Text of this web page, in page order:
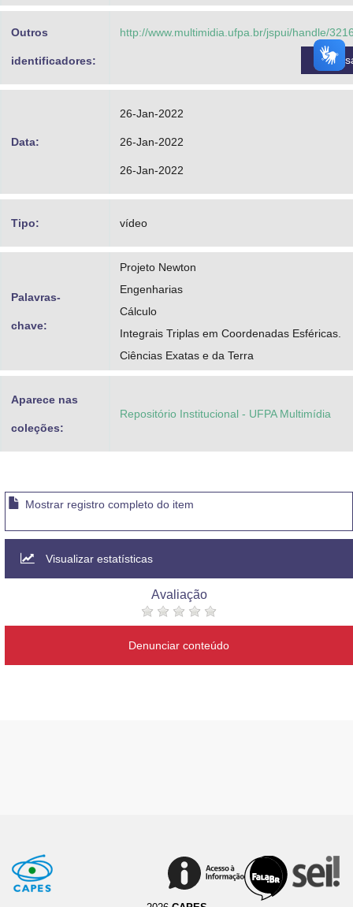
Outros
identificadores:
http://www.multimidia.ufpa.br/jspui/handle/
Data:
26-Jan-2022
26-Jan-2022
26-Jan-2022
Tipo: vídeo
Palavras-
chave:
Projeto Newton
Engenharias
Cálculo
Integrais Triplas em Coordenadas Esféricas.
Ciências Exatas e da Terra
Aparece nas
coleções:
Repositório Institucional - UFPA Multimídia
Mostrar registro completo do item
Visualizar estatísticas
Avaliação
Denunciar conteúdo